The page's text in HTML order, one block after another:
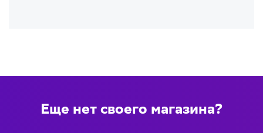
Еще нет своего магазина?